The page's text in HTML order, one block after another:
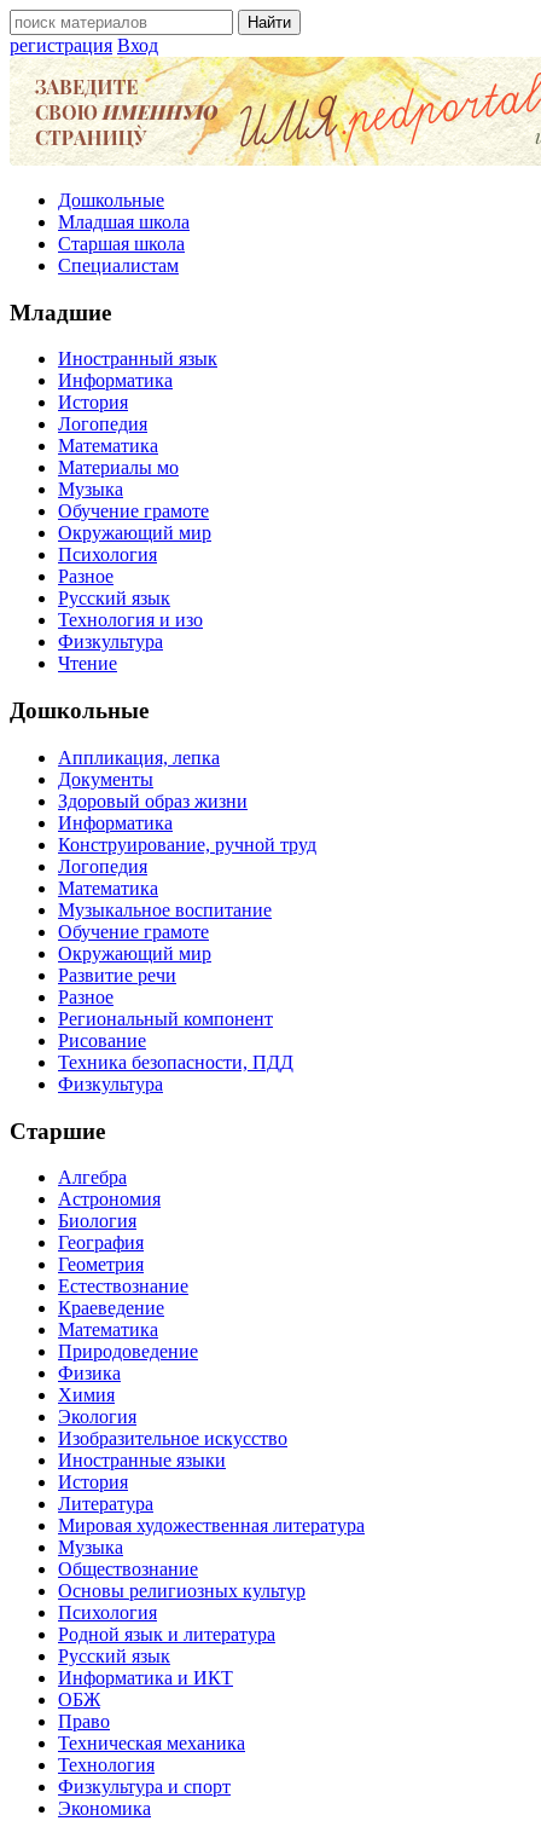
регистрация Вход
Дошкольные
Младшая школа
Старшая школа
Специалистам
Младшие
Иностранный язык
Информатика
История
Логопедия
Математика
Материалы мо
Музыка
Обучение грамоте
Окружающий мир
Психология
Разное
Русский язык
Технология и изо
Физкультура
Чтение
Дошкольные
Аппликация, лепка
Документы
Здоровый образ жизни
Информатика
Конструирование, ручной труд
Логопедия
Математика
Музыкальное воспитание
Обучение грамоте
Окружающий мир
Развитие речи
Разное
Региональный компонент
Рисование
Техника безопасности, ПДД
Физкультура
Старшие
Алгебра
Астрономия
Биология
География
Геометрия
Естествознание
Краеведение
Математика
Природоведение
Физика
Химия
Экология
Изобразительное искусство
Иностранные языки
История
Литература
Мировая художественная литература
Музыка
Обществознание
Основы религиозных культур
Психология
Родной язык и литература
Русский язык
Информатика и ИКТ
ОБЖ
Право
Техническая механика
Технология
Физкультура и спорт
Экономика